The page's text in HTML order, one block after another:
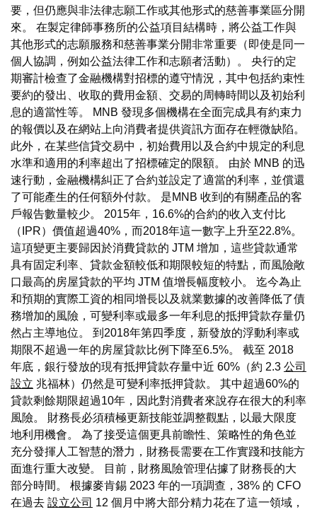
要，但仍應與非法律志願工作或其他形式的慈善事業區分開
來。 在製定律師事務所的公益項目結構時，將公益工作與
其他形式的志願服務和慈善事業分開非常重要（即使是同一
個人協調，例如公益法律工作和志願者活動）。 央行的定
期審計檢查了金融機構對招標的遵守情況，其中包括約束性
要約的發出、收取的費用金額、交易的周轉時間以及初始利
息的適當性等。 MNB 發現多個機構在全面完成具有約束力
的報價以及在網站上向消費者提供資訊方面存在輕微缺陷。
此外，在某些信貸交易中，初始費用以及合約中規定的利息
水準和適用的利率超出了招標確定的限額。 由於 MNB 的迅
速行動，金融機構糾正了合約並設定了適當的利率，並償還
了可能產生的任何額外付款。 是MNB 收到的有關產品的客
戶報告數量較少。 2015年，16.6%的合約的收入支付比
（IPR）價值超過40%，而2018年這一數字上升至22.8%。
這項變更主要歸因於消費貸款的 JTM 增加，這些貸款通常
具有固定利率、貸款金額較低和期限較短的特點，而風險敞
口最高的房屋貸款的平均 JTM 值增長幅度較小。 迄今為止
和預期的實際工資的相同增長以及就業數據的改善降低了債
務增加的風險，可變利率或最多一年利息的抵押貸款存量仍
然占主導地位。 到2018年第四季度，新發放的浮動利率或
期限不超過一年的房屋貸款比例下降至6.5%。 截至 2018
年底，銀行發放的現有抵押貸款存量中近 60%（約 2.3 公司
設立 兆福林）仍然是可變利率抵押貸款。 其中超過60%的
貸款剩餘期限超過10年，因此對消費者來說存在很大的利率
風險。 財務長必須積極更新技能並調整觀點，以最大限度
地利用機會。 為了接受這個更具前瞻性、策略性的角色並
充分發揮人工智慧的潛力，財務長需要在工作實踐和技能方
面進行重大改變。 目前，財務風險管理佔據了財務長的大
部分時間。 根據麥肯錫 2023 年的一項調查，38% 的 CFO
在過去 設立公司 12 個月中將大部分精力花在了這一領域，